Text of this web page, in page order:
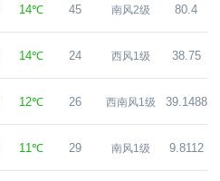
14℃ 45 南风2级 80.4
14℃ 24 西风1级 38.75
12℃ 26 西南风1级 39.1488
11℃ 29 南风1级 9.8112